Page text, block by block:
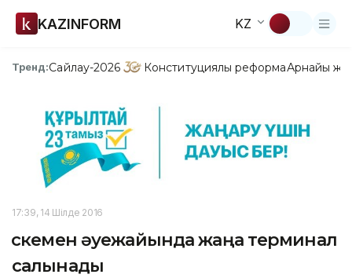
KAZINFORM KZ
Тренд:Сайлау-2026 Конституциялық реформаАрнайы
17:39, 14 Шілде 2016
Өскемен әуежайында жаңа терминал
салынады